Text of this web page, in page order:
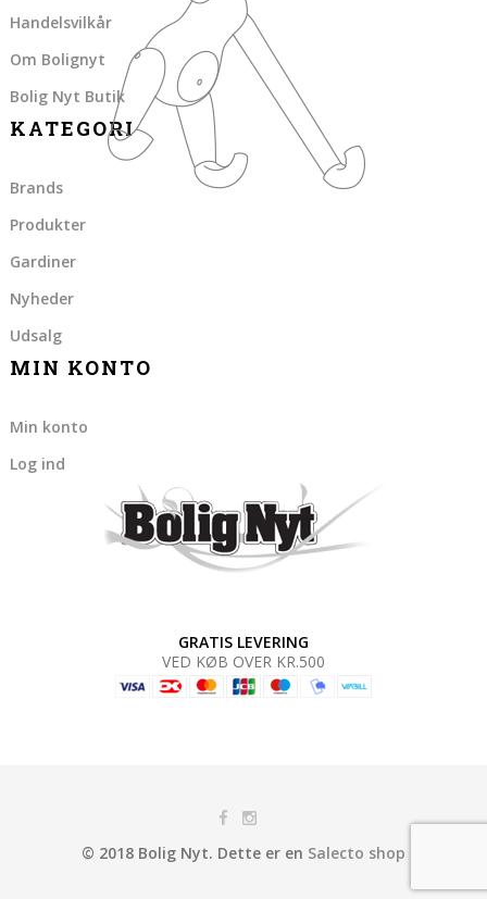
Handelsvilkår
Om Bolignyt
Bolig Nyt Butik
KATEGORI
Brands
Produkter
Gardiner
Nyheder
Udsalg
MIN KONTO
Min konto
Log ind
GRATIS LEVERING
VED KØB OVER KR.500
© 2018 Bolig Nyt. Dette er en Salecto shop